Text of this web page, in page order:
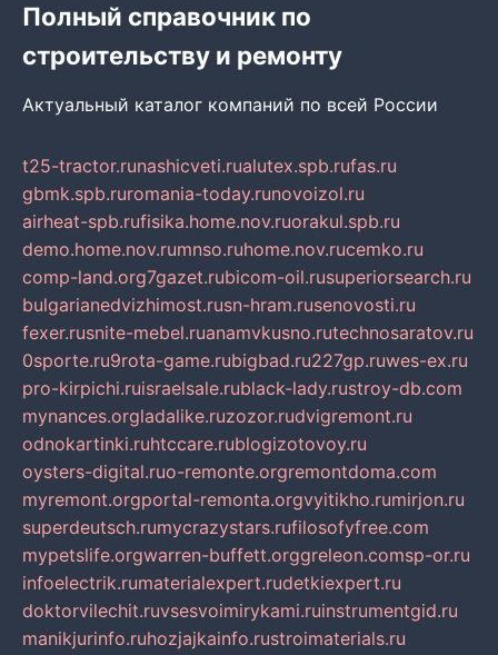
Полный справочник по
строительству и ремонту
Актуальный каталог компаний по всей России
t25-tractor.runashicveti.rualutex.spb.rufas.ru
gbmk.spb.ruromania-today.runovoizol.ru
airheat-spb.rufisika.home.nov.ruorakul.spb.ru
demo.home.nov.rumnso.ruhome.nov.rucemko.ru
comp-land.org7gazet.rubicom-oil.rusuperiorsearch.ru
bulgarianedvizhimost.rusn-hram.rusenovosti.ru
fexer.rusnite-mebel.ruanamvkusno.rutechnosaratov.ru
0sporte.ru9rota-game.rubigbad.ru227gp.ruwes-ex.ru
pro-kirpichi.ruisraelsale.rublack-lady.rustroy-db.com
mynances.orgladalike.ruzozor.rudvigremont.ru
odnokartinki.ruhtccare.rublogizotovoy.ru
oysters-digital.ruo-remonte.orgremontdoma.com
myremont.orgportal-remonta.orgvyitikho.rumirjon.ru
superdeutsch.rumycrazystars.rufilosofyfree.com
mypetslife.orgwarren-buffett.orggreleon.comsp-or.ru
infoelectrik.rumaterialexpert.rudetkiexpert.ru
doktorvilechit.ruvsesvoimirykami.ruinstrumentgid.ru
manikjurinfo.ruhozjajkainfo.rustroimaterials.ru